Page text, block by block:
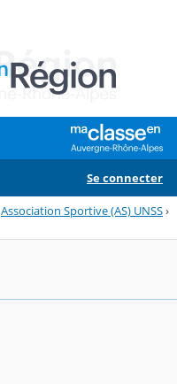
Se connecter
Association Sportive (AS) UNSS›